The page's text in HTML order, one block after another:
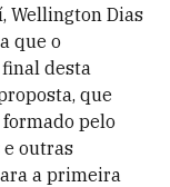
Wellington Dias
que o
desta
que
pelo
e outras
a primeira